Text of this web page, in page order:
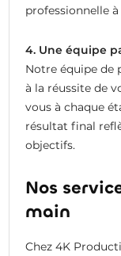
professionnelle
4. Une équipe
Notre équipe de
à la réussite de
vous à chaque
résultat final
objectifs.
Nos
main
Chez 4K